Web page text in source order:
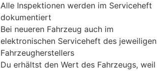
Alle Inspektionen werden im Serviceheft
dokumentiert
Bei neueren Fahrzeug auch im
elektronischen Serviceheft des jeweiligen
Fahrzeugherstellers
Du erhältst den Wert des Fahrzeugs, weil